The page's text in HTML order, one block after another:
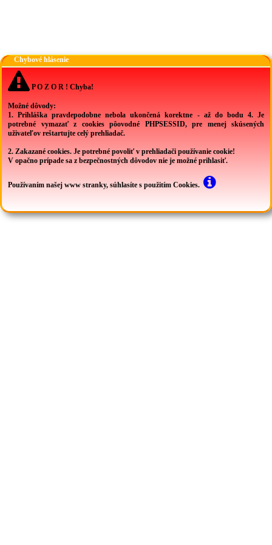
Chybové hlásenie
P O Z O R ! Chyba!
Možné dôvody:
1. Prihláška pravdepodobne nebola ukončená korektne - až do bodu 4. Je
potrebné vymazať z cookies pôovodné PHPSESSID, pre menej skúsených
uživateľov reštartujte celý prehliadač.
2. Zakazané cookies. Je potrebné povoliť v prehliadači používanie cookie!
V opačno prípade sa z bezpečnostných dôvodov nie je možné prihlasiť.
Používaním našej www stranky, súhlasíte s použitím Cookies.